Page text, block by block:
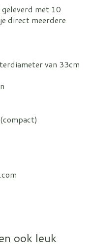
met 10
direct meerdere
van 33cm
ook leuk